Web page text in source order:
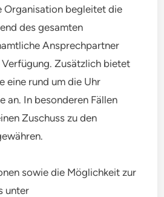
Organisation begleitet die
des gesamten
Ansprechpartner
Zusätzlich bietet
eine rund um die Uhr
an. In besonderen Fällen
Zuschuss zu den
sowie die Möglichkeit zur
unter